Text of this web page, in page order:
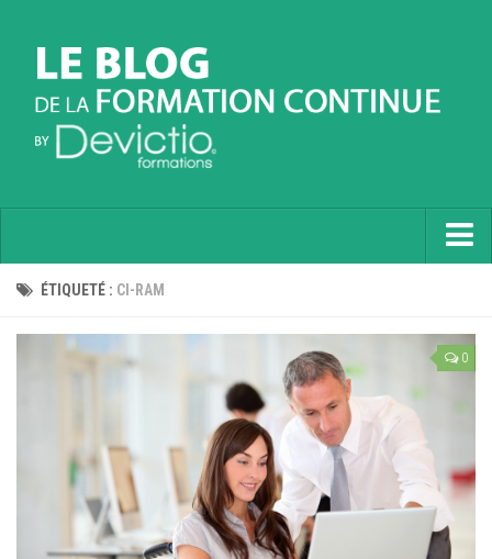
Accueil
Contactez nous
ÉTIQUETÉ : CI-RAM
0